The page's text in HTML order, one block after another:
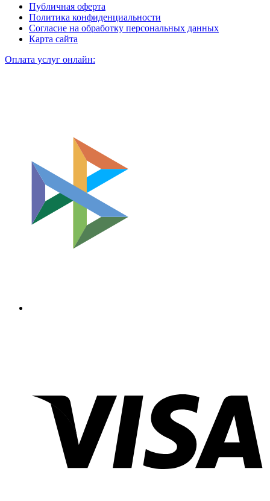
Публичная оферта
Политика конфиденциальности
Согласие на обработку персональных данных
Карта сайта
Оплата услуг онлайн: